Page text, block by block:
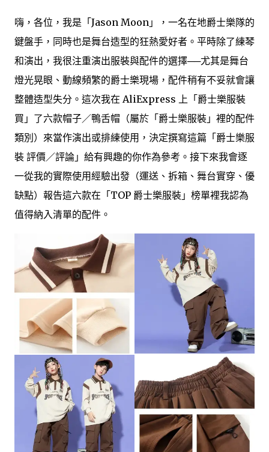
嗨，各位，我是「Jason Moon」，一名在地爵士樂隊的
鍵盤手，同時也是舞台造型的狂熱愛好者。平時除了練琴
和演出，我很注重演出服裝與配件的選擇──尤其是舞台
燈光晃眼、動線頻繁的爵士樂現場，配件稍有不妥就會讓
整體造型失分。這次我在 AliExpress 上「爵士樂服裝
買」了六款帽子／鴨舌帽（屬於「爵士樂服裝」裡的配件
類別）來當作演出或排練使用，決定撰寫這篇「爵士樂服
裝 評價／評論」給有興趣的你作為參考。接下來我會逐
一從我的實際使用經驗出發（運送、拆箱、舞台實穿、優
缺點）報告這六款在「TOP 爵士樂服裝」榜單裡我認為
值得納入清單的配件。